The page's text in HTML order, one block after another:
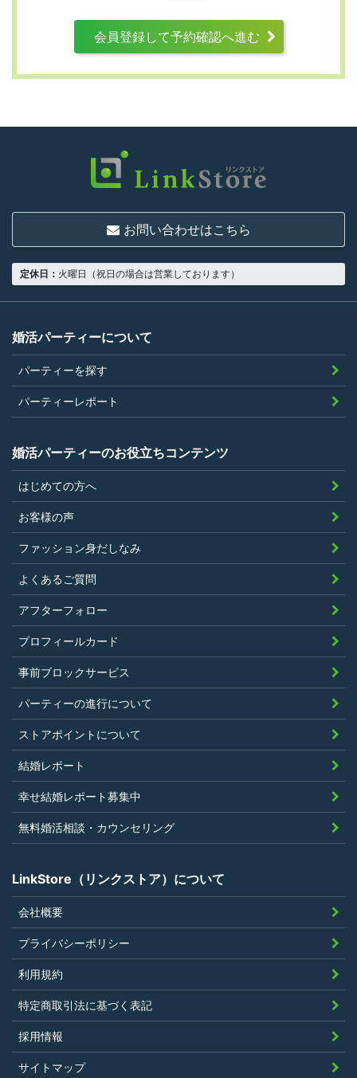
第3条 （利用資格）
いものとします。
18歳以上の独身者であること
男性は収入があること
当社の指定する環境でサービスを利用で
当社が企画するパーティープランに設定
されている年齢条件にあてはまっている
こと。
参加条件があり証明書が必要なパーティ
ーは、その条件にあてはまっており且つ
弊社が希望する証明書を持参できるこ
過去に、当社運営サービスにおいて、不
正行為、ストーカー行為、クレジットカ
ードの不正利用その他問題のある行為を
したことがないこと
暴力団等の反社会的勢力の関係者でな
く、また、法令違反あるいは公序良俗違
反行為等反社会的活動を行ったことがな
いこと
当社の独自の裁量によりLinkStoreの運営
上問題があると判断されたことがないこ
と
過去に会員登録を抹消されたり、利用停
止処分を受けたことがないこと
当社の提供するサービスと同一または類
似のサービスを提供することを業とする
法人または個人若しくはそれらの従業者
でないこと
利用者は、本規約に違反することなく、
LinkStoreを利用することにより、当社が定
める基準に従ったポイントの付与を受けるこ
とができます。
その他、キャンペーンなど当社の判断により
会員登録して予約確認へ進む
お問い合わせはこちら
定休日： 火曜日（祝日の場合は営業しております）
婚活パーティーについて
パーティーを探す
パーティーレポート
婚活パーティーのお役立ちコンテンツ
はじめての方へ
お客様の声
ファッション身だしなみ
よくあるご質問
アフターフォロー
プロフィールカード
事前ブロックサービス
パーティーの進行について
ストアポイントについて
結婚レポート
幸せ結婚レポート募集中
無料婚活相談・カウンセリング
LinkStore（リンクストア）について
会社概要
プライバシーポリシー
利用規約
特定商取引法に基づく表記
採用情報
サイトマップ